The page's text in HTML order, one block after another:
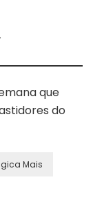
que
do
Mais